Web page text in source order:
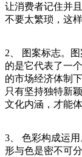
让消费者记住并
不要太繁琐，这
2、 图案标志。
的是它代表了一
的市场经济体制
只有坚持独特新
文化内涵，才能
3、 色彩构成运
形与色是密不可